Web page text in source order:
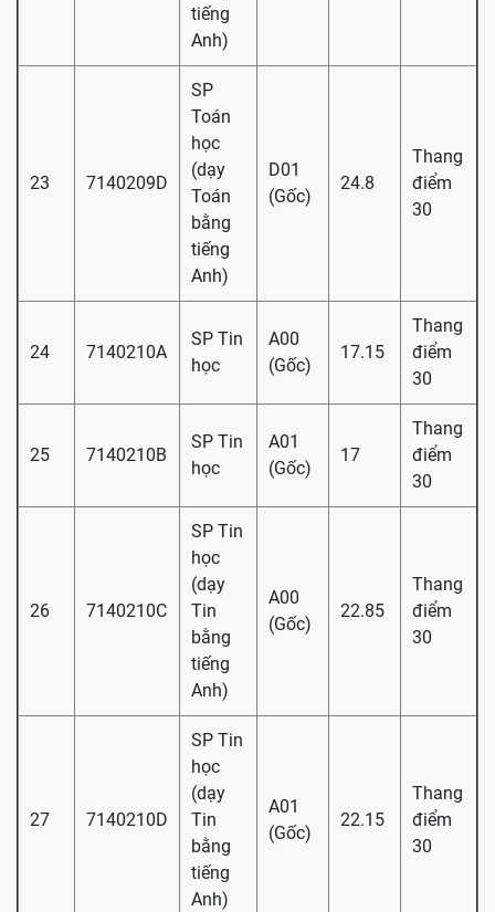
tiếng
Anh)
23 7140209D
SP
Toán
học
(dạy
Toán
bằng
tiếng
Anh)
D01
(Gốc)
24.8
Thang
điểm
30
24 7140210A
SP Tin
học
A00
(Gốc)
17.15
Thang
điểm
30
25 7140210B
SP Tin
học
A01
(Gốc)
17
Thang
điểm
30
26 7140210C
SP Tin
học
(dạy
Tin
bằng
tiếng
Anh)
A00
(Gốc)
22.85
Thang
điểm
30
27 7140210D
SP Tin
học
(dạy
Tin
bằng
tiếng
Anh)
A01
(Gốc)
22.15
Thang
điểm
30